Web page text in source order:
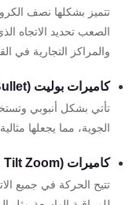
تتميز بشكلها نصف
الصعب تحديد الاتجاه
والمراكز التجارية في
كاميرات بوليت (Bullet):
تأتي بشكل أنبوبي
الجوية، مما يجعلها
كاميرات PTZ (Pan Tilt Zoom):
تتيح الحركة في جميع